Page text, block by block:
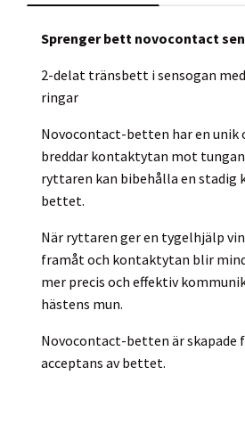
Sprenger bett novocontact
2-delat tränsbett i sensogan
ringar
Novocontact-betten har en unik
breddar kontaktytan mot
ryttaren kan bibehålla en stadig
bettet.
När ryttaren ger en tygelhjälp
framåt och kontaktytan blir
mer precis och effektiv
hästens mun.
Novocontact-betten är skapade
acceptans av bettet.